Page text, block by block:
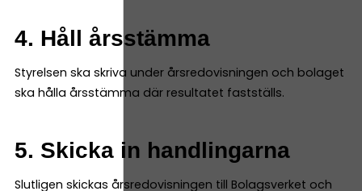
4. Håll årsstämma
Styrelsen ska skriva under årsredovisningen och bolaget
ska hålla årsstämma där resultatet fastställs.
5. Skicka in handlingarna
Slutligen skickas årsredovisningen till Bolagsverket och